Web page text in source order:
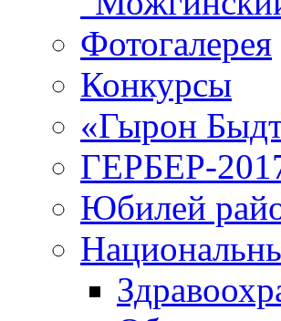
Фотогалерея
Конкурсы
«Гырон
ГЕРБЕР-
Юбилей